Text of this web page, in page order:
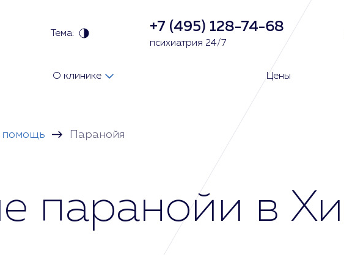
Тема: +7 (495) 128-74-68
психиатрия 24/7
О клинике Цены
помощь Паранойя
паранойи в